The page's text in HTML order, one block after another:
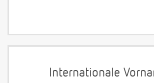
Internationale